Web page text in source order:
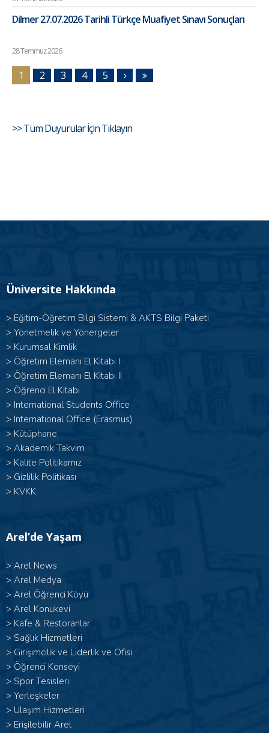
Dilmer 27.07.2026 Tarihli Türkçe Muafiyet Sınavı Sonuçları
28 Temmuz 2026
1 2 3 4 5
>> Tüm Duyurular İçin Tıklayın
Üniversite Hakkında
> Eğitim-Öğretim Bilgi Sistemi & AKTS Bilgi Paketi
> Yönetmelik ve Yönergeler
> Kurumsal Kimlik
> Öğretim Elemanı El Kitabı I
> Öğretim Elemanı El Kitabı II
> Öğrenci El Kitabı
> International Students Office
> International Office (Erasmus)
> Kütüphane
> Akademik Takvim
> Kalite Politikamız
> Gizlilik Politikası
> KVKK
Arel’de Yaşam
> Arel News
> Arel Medya
> Arel Öğrenci Köyü
> Arel Konukevi
> Kafe & Restoranlar
> Sağlık Hizmetleri
> Girişimcilik ve Liderlik ve Ofisi
> Öğrenci Konseyi
> Spor Tesisleri
> Yerleşkeler
> Ulaşım Hizmetleri
> Erişilebilir Arel